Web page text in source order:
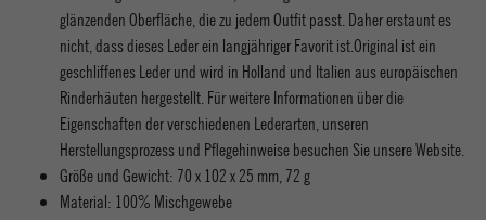
glänzenden Oberfläche, die zu jedem Outfit passt. Daher erstaunt es
nicht, dass dieses Leder ein langjähriger Favorit ist.Original ist ein
geschliffenes Leder und wird in Holland und Italien aus europäischen
Rinderhäuten hergestellt. Für weitere Informationen über die
Eigenschaften der verschiedenen Lederarten, unseren
Herstellungsprozess und Pflegehinweise besuchen Sie unsere Website.
Größe und Gewicht: 70 x 102 x 25 mm, 72 g
Material: 100% Mischgewebe